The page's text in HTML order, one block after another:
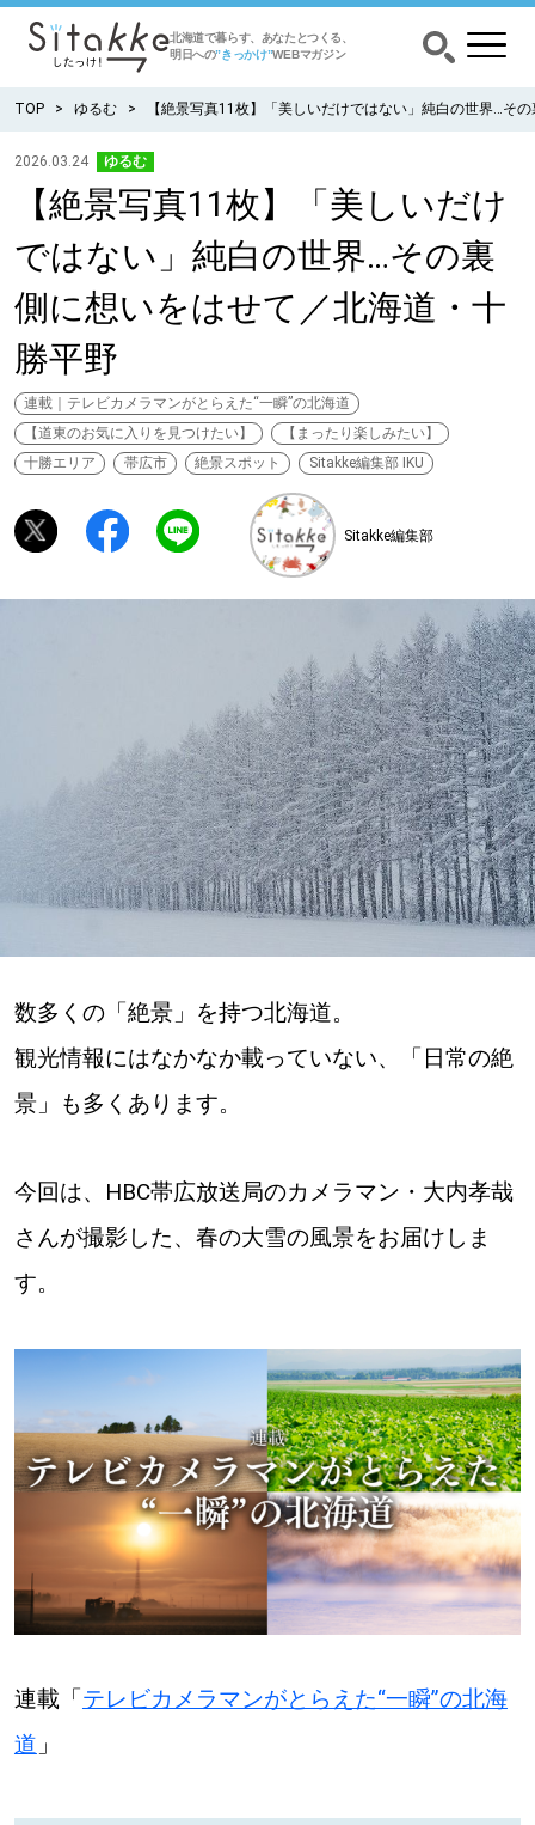
北海道で暮らす、あなたとつくる、
明日への”きっかけ”WEBマガジン
CATEGORY カテゴリー
食べる
出かける
暮らす
みがく
育む
深める
LOCAL ローカルエリア
all
道南
道東
道央
KEYWORD
【いろんな価値観や生き方に触れたい】
Sitakke編集部 IKU 【まったり楽しみたい】
【暮らしの知恵を身につけたい】 札幌市
【札幌のお気に入りを見つけたい】
【道央のお気に入りを見つけたい】
【道東のお気に入りを見つけたい】
TOP ゆるむ 【絶景写真11枚】「美しいだけではない」純白の世界…そ
2026.03.24 ゆるむ
【絶景写真11枚】「美しいだけ
ではない」純白の世界…その裏
側に想いをはせて／北海道・十
勝平野
連載｜テレビカメラマンがとらえた“一瞬”の北海道
【道東のお気に入りを見つけたい】
【まったり楽しみたい】
十勝エリア
帯広市 絶景スポット Sitakke編集部 IKU
Sitakke編集部
数多くの「絶景」を持つ北海道。
観光情報にはなかなか載っていない、「日常の絶
景」も多くあります。
今回は、HBC帯広放送局のカメラマン・大内孝哉
さんが撮影した、春の大雪の風景をお届けしま
す。
連載「テレビカメラマンがとらえた“一瞬”の北海
道 」